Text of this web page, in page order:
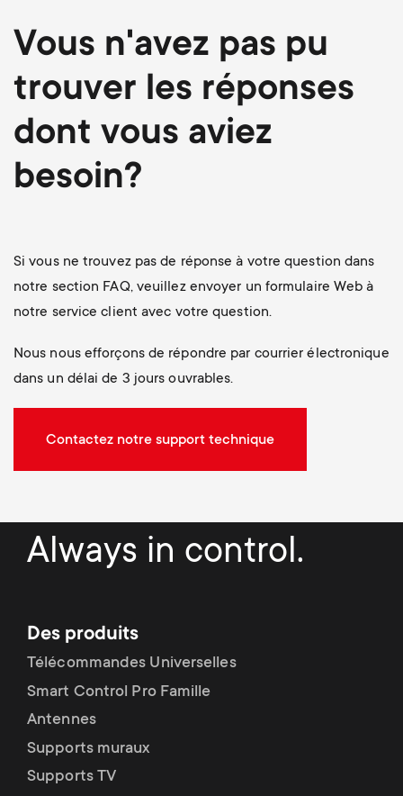
Vous n'avez pas pu
trouver les réponses
dont vous aviez
besoin?
Si vous ne trouvez pas de réponse à votre question dans
notre section FAQ, veuillez envoyer un formulaire Web à
notre service client avec votre question.
Nous nous efforçons de répondre par courrier électronique
dans un délai de 3 jours ouvrables.
Contactez notre support technique
Always in control.
Des produits
Télécommandes Universelles
Smart Control Pro Famille
Antennes
Supports muraux
Supports TV